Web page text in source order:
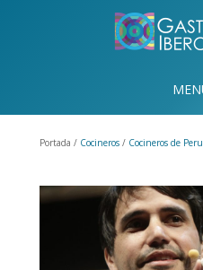
Portada / Cocineros / Cocineros de Peru